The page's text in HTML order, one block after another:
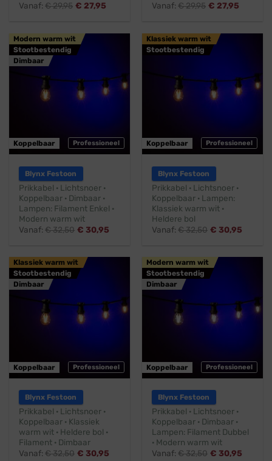
Vanaf:€29,95 € 27,95
Vanaf:€29,95 € 27,95
Professioneel
Modern warm wit
Stootbestendig
Dimbaar
Koppelbaar
Blynx Festoon
Prikkabel · Lichtsnoer ·
Koppelbaar · Dimbaar ·
Lampen: Filament Enkel ·
Modern warm wit
Vanaf:€32,50 € 30,95
Professioneel
Klassiek warm wit
Stootbestendig
Koppelbaar
Blynx Festoon
Prikkabel · Lichtsnoer ·
Koppelbaar · Lampen:
Klassiek warm wit ·
Heldere bol
Vanaf:€32,50 € 30,95
Professioneel
Klassiek warm wit
Stootbestendig
Dimbaar
Koppelbaar
Blynx Festoon
Prikkabel · Lichtsnoer ·
Koppelbaar · Klassiek
warm wit · Heldere bol ·
Filament · Dimbaar
Vanaf:€32,50 € 30,95
Professioneel
Modern warm wit
Stootbestendig
Dimbaar
Koppelbaar
Blynx Festoon
Prikkabel · Lichtsnoer ·
Koppelbaar · Dimbaar ·
Lampen: Filament Dubbel
· Modern warm wit
Vanaf:€32,50 € 30,95